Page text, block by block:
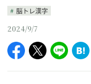
脳トレ漢字
2024/9/7